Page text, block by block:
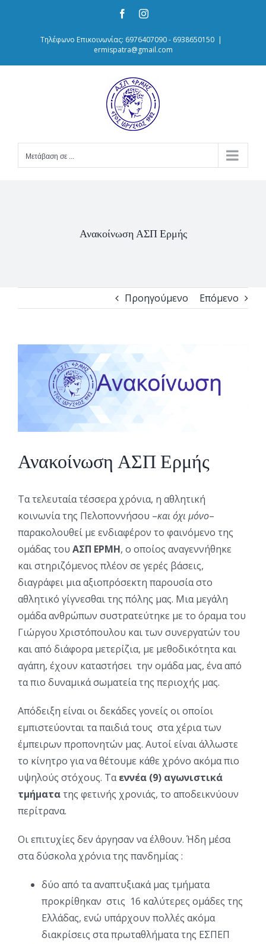
FacebookInstagram
Τηλέφωνο Επικοινωνίας: 6976407090 - 6938650150 |
ermispatra@gmail.com
Μετάβαση σε ...
Ανακοίνωση ΑΣΠ Ερμής
Προηγούμενο Επόμενο
Ανακοίνωση ΑΣΠ Ερμής
Τα τελευταία τέσσερα χρόνια, η αθλητική
κοινωνία της Πελοποννήσου –και όχι μόνο–
παρακολουθεί με ενδιαφέρον το φαινόμενο της
ομάδας του ΑΣΠ ΕΡΜΗ, ο οποίος αναγεννήθηκε
και στηριζόμενος πλέον σε γερές βάσεις,
διαγράφει μια αξιοπρόσεκτη παρουσία στο
αθλητικό γίγνεσθαι της πόλης μας. Μια μεγάλη
ομάδα ανθρώπων συστρατεύτηκε με το όραμα του
Γιώργου Χριστόπουλου και των συνεργατών του
και από διάφορα μετερίζια, με μεθοδικότητα και
αγάπη, έχουν καταστήσει την ομάδα μας, ένα από
τα πιο δυναμικά σωματεία της περιοχής μας.
Απόδειξη είναι οι δεκάδες γονείς οι οποίοι
εμπιστεύονται τα παιδιά τους στα χέρια των
έμπειρων προπονητών μας. Αυτοί είναι άλλωστε
το κίνητρο για να θέτουμε κάθε χρόνο ακόμα πιο
υψηλούς στόχους. Ταεννέα (9) αγωνιστικά
τμήματατης φετινής χρονιάς, το αποδεικνύουν
περίτρανα.
Οι επιτυχίες δεν άργησαν να έλθουν. Ήδη μέσα
στα δύσκολα χρόνια της πανδημίας :
δύο από τα αναπτυξιακά μας τμήματα
προκρίθηκαν στις 16 καλύτερες ομάδες της
Ελλάδας, ενώ υπάρχουν πολλές ακόμα
διακρίσεις στα πρωταθλήματα της ΕΣΠΕΠ